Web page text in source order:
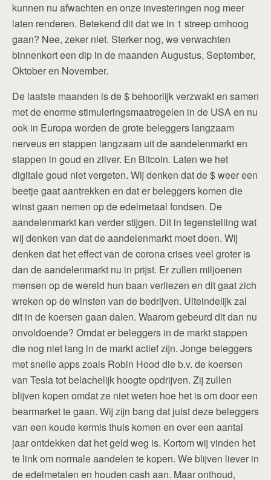
kunnen nu afwachten en onze investeringen nog meer
laten renderen. Betekend dit dat we in 1 streep omhoog
gaan? Nee, zeker niet. Sterker nog, we verwachten
binnenkort een dip in de maanden Augustus, September,
Oktober en November.
De laatste maanden is de $ behoorlijk verzwakt en samen
met de enorme stimuleringsmaatregelen in de USA en nu
ook in Europa worden de grote beleggers langzaam
nerveus en stappen langzaam uit de aandelenmarkt en
stappen in goud en zilver. En Bitcoin. Laten we het
digitale goud niet vergeten. Wij denken dat de $ weer een
beetje gaat aantrekken en dat er beleggers komen die
winst gaan nemen op de edelmetaal fondsen. De
aandelenmarkt kan verder stijgen. Dit in tegenstelling wat
wij denken van dat de aandelenmarkt moet doen. Wij
denken dat het effect van de corona crises veel groter is
dan de aandelenmarkt nu in prijst. Er zullen miljoenen
mensen op de wereld hun baan verliezen en dit gaat zich
wreken op de winsten van de bedrijven. Uiteindelijk zal
dit in de koersen gaan dalen. Waarom gebeurd dit dan nu
onvoldoende? Omdat er beleggers in de markt stappen
die nog niet lang in de markt actief zijn. Jonge beleggers
met snelle apps zoals Robin Hood die b.v. de koersen
van Tesla tot belachelijk hoogte opdrijven. Zij zullen
blijven kopen omdat ze niet weten hoe het is om door een
bearmarket te gaan. Wij zijn bang dat juist deze beleggers
van een koude kermis thuis komen en over een aantal
jaar ontdekken dat het geld weg is. Kortom wij vinden het
te link om normale aandelen te kopen. We blijven liever in
de edelmetalen en houden cash aan. Maar onthoud,